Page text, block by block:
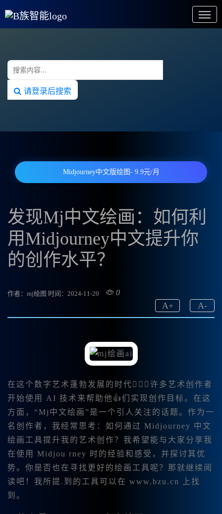
请登录后搜索
Midjourney中文版绘图- 9.9元/月
发现Mj中文绘画：如何利
用Midjourney中文提升你
的创作水平？
作者：mj绘图 时间：2024-11-20 0
A-
A+
在这个数字艺术蓬勃发展的时代，许多艺术创作者
开始使用 AI 技术来帮助他👍们实现创作目标。在这
方面，“Mj中文绘画”是一个引人关注的话题。作为一
名创作者，我经常思考：如何通过 Midjourney 中文
绘画工具提升我的艺术创作？我希望能与大家分享我
在使用 Midjou rney 时的经验和感受，并探讨其优
势。你是否也在寻找更好的绘画工具呢？那就继续阅
读吧！我所提.到的工具可以在 www.bzu.cn 上找
到。